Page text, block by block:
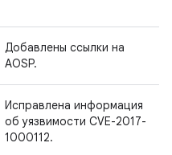
Добавлены ссылки на
AOSP.
Исправлена информация
об уязвимости CVE-2017-
1000112.